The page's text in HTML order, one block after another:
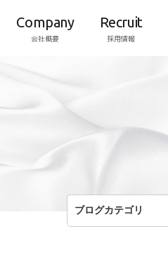
Company
会社概要
Recruit
採用情報